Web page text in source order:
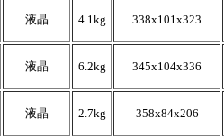
液晶 4.1kg 338x101x323
液晶 6.2kg 345x104x336
液晶 2.7kg 358x84x206